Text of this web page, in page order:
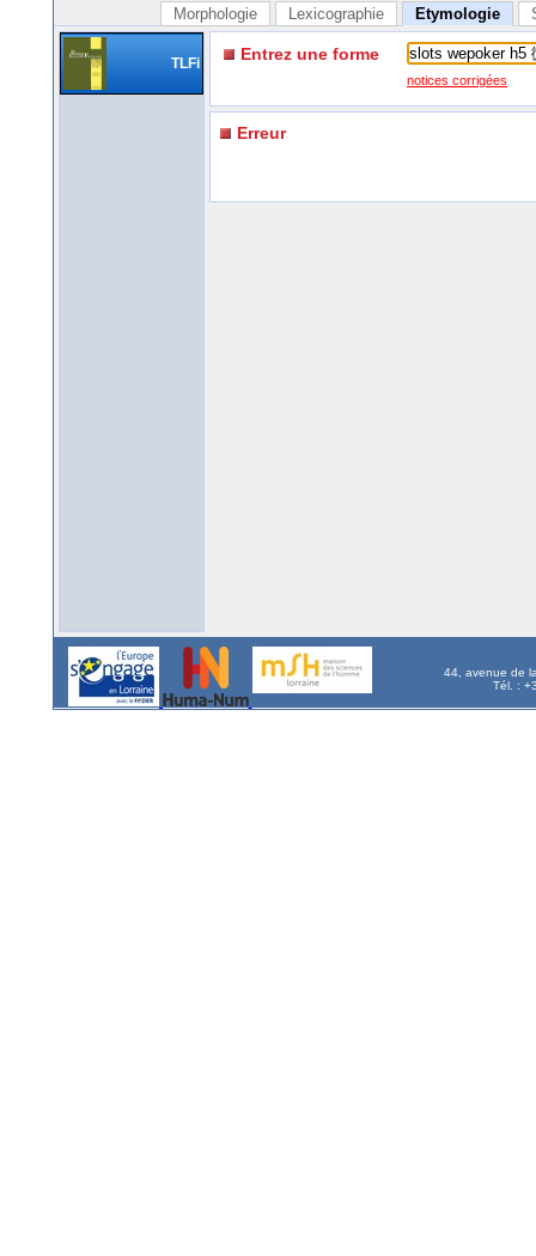
Morphologie Lexicographie Etymologie
TLFi Entrez une forme
notices corrigées
Erreur
44, avenue de
Tél. :